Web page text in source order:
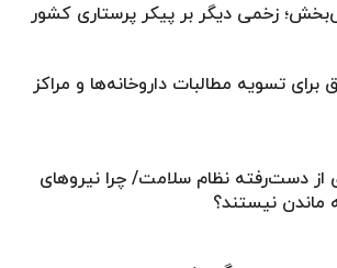
زخمی دیگر بر پیکر پرستاری کشور
اوراق برای تسویه مطالبات داروخانه‌ها و مراکز
از دست‌رفته نظام سلامت/ چرا نیروهای
ماندن نیستند؟